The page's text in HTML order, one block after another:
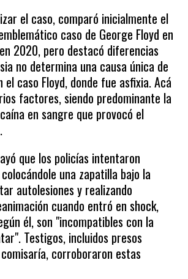
el caso, comparó inicialmente el
caso de George Floyd en
2020, pero destacó diferencias
no determina una causa única de
caso Floyd, donde fue asfixia. Acá
factores, siendo predominante la
en sangre que provocó el
que los policías intentaron
una zapatilla bajo la
autolesiones y realizando
cuando entró en shock,
él, son "incompatibles con la
Testigos, incluidos presos
corroboraron estas